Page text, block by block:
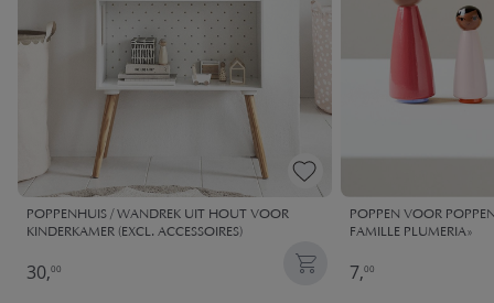
POPPENHUIS / WANDREK UIT HOUT VOOR
KINDERKAMER (EXCL. ACCESSOIRES)
30,00
POPPEN VOOR
FAMILLE PLUMERIA»
7,00